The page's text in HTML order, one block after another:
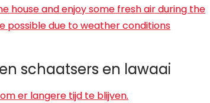
house and enjoy some fresh air during the
due to weather conditions
schaatsers en lawaai
er langere tijd te blijven.